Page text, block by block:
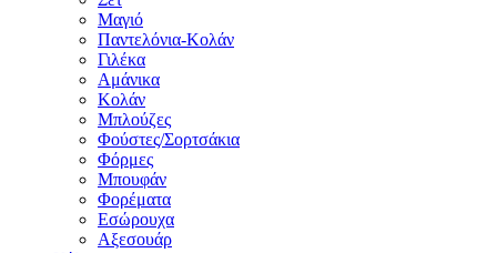
Μαγιό
Παντελόνια-Κολάν
Γιλέκα
Αμάνικα
Κολάν
Μπλούζες
Φούστες/Σορτσάκια
Φόρμες
Μπουφάν
Φορέματα
Εσώρουχα
Αξεσουάρ